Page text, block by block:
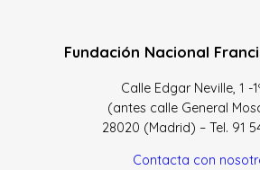
Fundación Nacional
Calle Edgar Neville, 1 -
(antes calle General
28020 (Madrid) – Tel. 91
Contacta con